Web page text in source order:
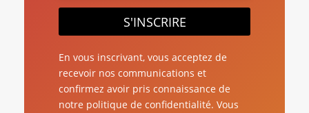
S'INSCRIRE
En vous inscrivant, vous acceptez de
recevoir nos communications et
confirmez avoir pris connaissance de
notre politique de confidentialité. Vous